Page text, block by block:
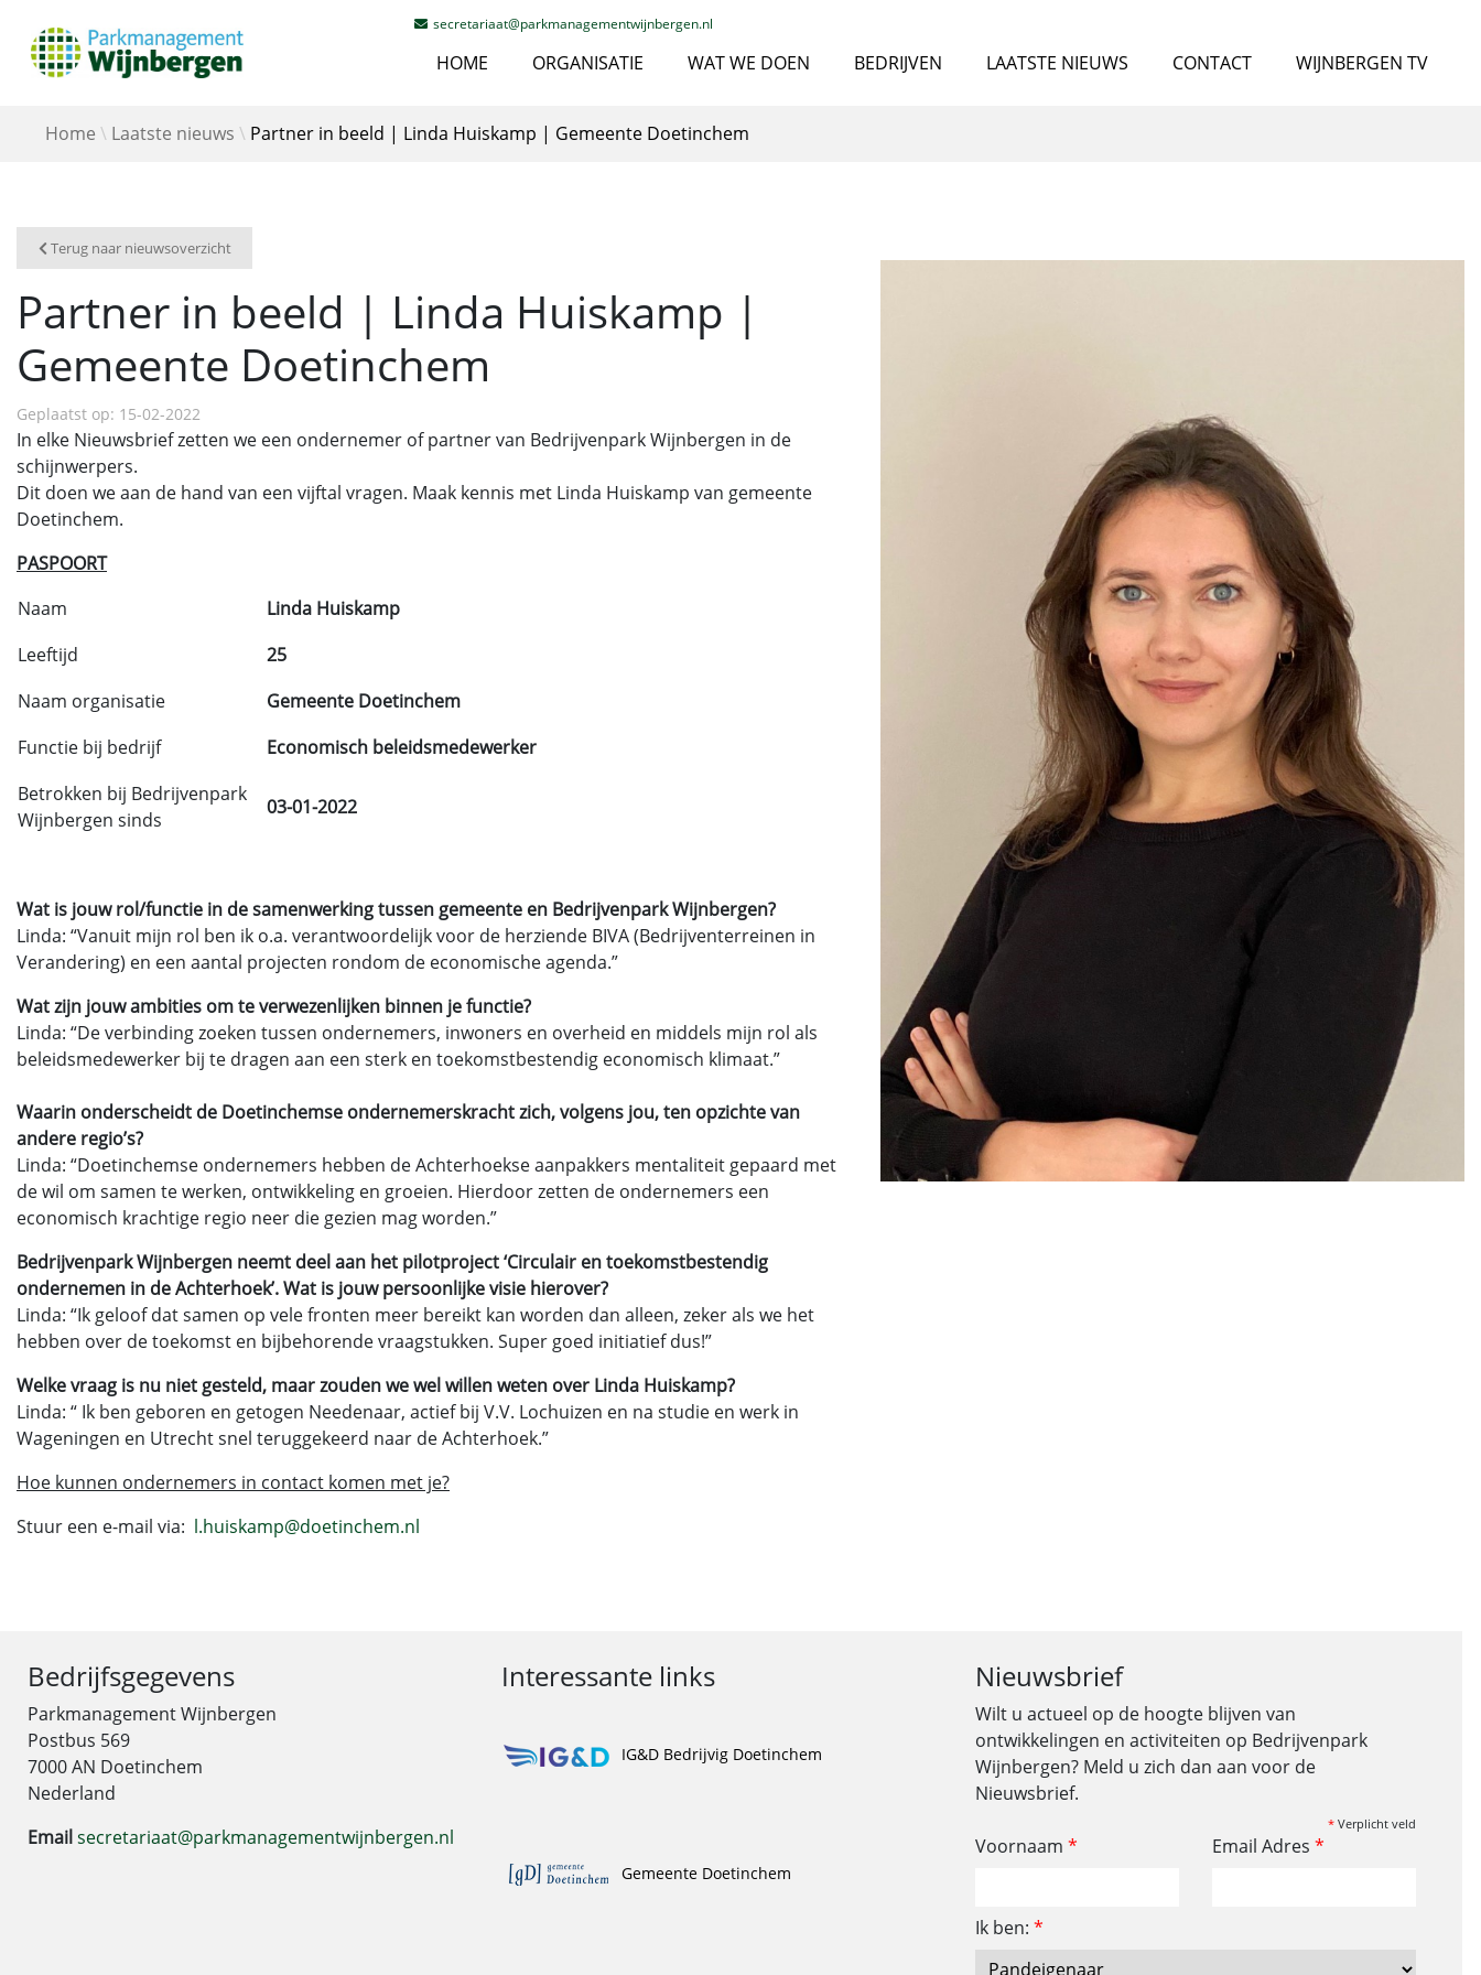
secretariaat@parkmanagementwijnbergen.nl
HOME ORGANISATIE WAT WE DOEN BEDRIJVEN LAATSTE NIEUWS CONTACT WIJNBERGEN TV
Home Laatste nieuws Partner in beeld | Linda Huiskamp | Gemeente Doetinchem
Terug naar nieuwsoverzicht
Partner in beeld | Linda Huiskamp |
Gemeente Doetinchem
Geplaatst op: 15-02-2022
In elke Nieuwsbrief zetten we een ondernemer of partner van Bedrijvenpark Wijnbergen in de
schijnwerpers.
Dit doen we aan de hand van een vijftal vragen. Maak kennis met Linda Huiskamp van gemeente
Doetinchem.
PASPOORT
Naam
Linda Huiskamp
Leeftijd
25
Naam organisatie
Gemeente Doetinchem
Functie bij bedrijf
Economisch beleidsmedewerker
Betrokken bij Bedrijvenpark
Wijnbergen sinds
03-01-2022
Wat is jouw rol/functie in de samenwerking tussen gemeente en Bedrijvenpark Wijnbergen?
Linda: “Vanuit mijn rol ben ik o.a. verantwoordelijk voor de herziende BIVA (Bedrijventerreinen in
Verandering) en een aantal projecten rondom de economische agenda.”
Wat zijn jouw ambities om te verwezenlijken binnen je functie?
Linda: “De verbinding zoeken tussen ondernemers, inwoners en overheid en middels mijn rol als
beleidsmedewerker bij te dragen aan een sterk en toekomstbestendig economisch klimaat.”
Waarin onderscheidt de Doetinchemse ondernemerskracht zich, volgens jou, ten opzichte van
andere regio’s?
Linda: “Doetinchemse ondernemers hebben de Achterhoekse aanpakkers mentaliteit gepaard met
de wil om samen te werken, ontwikkeling en groeien. Hierdoor zetten de ondernemers een
economisch krachtige regio neer die gezien mag worden.”
Bedrijvenpark Wijnbergen neemt deel aan het pilotproject ‘Circulair en toekomstbestendig
ondernemen in de Achterhoek’. Wat is jouw persoonlijke visie hierover?
Linda: “Ik geloof dat samen op vele fronten meer bereikt kan worden dan alleen, zeker als we het
hebben over de toekomst en bijbehorende vraagstukken. Super goed initiatief dus!”
Welke vraag is nu niet gesteld, maar zouden we wel willen weten over Linda Huiskamp?
Linda: “ Ik ben geboren en getogen Needenaar, actief bij V.V. Lochuizen en na studie en werk in
Wageningen en Utrecht snel teruggekeerd naar de Achterhoek.”
Hoe kunnen ondernemers in contact komen met je?
Stuur een e-mail via: l.huiskamp@doetinchem.nl
Bedrijfsgegevens
Parkmanagement Wijnbergen
Postbus 569
7000 AN Doetinchem
Nederland
Emailsecretariaat@parkmanagementwijnbergen.nl
Interessante links
IG&D Bedrijvig Doetinchem
Gemeente Doetinchem
Nieuwsbrief
Wilt u actueel op de hoogte blijven van
ontwikkelingen en activiteiten op Bedrijvenpark
Wijnbergen? Meld u zich dan aan voor de
Nieuwsbrief.
* Verplicht veld
Voornaam* Email Adres*
Ik ben:*